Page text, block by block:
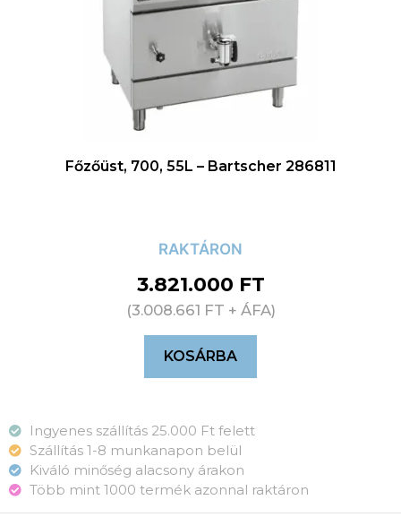
Főzőüst, 700, 55L – Bartscher 286811
RAKTÁRON
3.821.000 FT
(3.008.661 FT + ÁFA)
KOSÁRBA
Ingyenes szállítás 25.000 Ft felett
Szállítás 1-8 munkanapon belül
Kiváló minőség alacsony árakon
Több mint 1000 termék azonnal raktáron